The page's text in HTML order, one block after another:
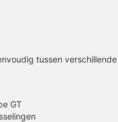
tussen
GT